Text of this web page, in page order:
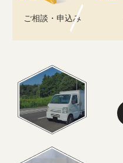
ご相談・申込み